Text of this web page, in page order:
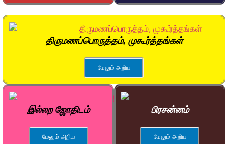
திருமணப்பொருத்தம், முகூர்த்தங்கள்
மேலும் அறிய
இல்லற ஜோதிடம்
மேலும் அறிய
பிரசன்னம்
மேலும் அறிய